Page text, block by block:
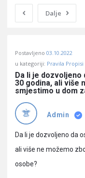
Dalje
Učene
Latest
Pitanja
Postavljeno 03.10.2022
u kategoriji: Pravila Propisi
Da li je dozvoljeno
30 godina, ali više
smjestimo u dom
Admin
Da li je dozvoljeno da
ali više ne možemo
osobe?